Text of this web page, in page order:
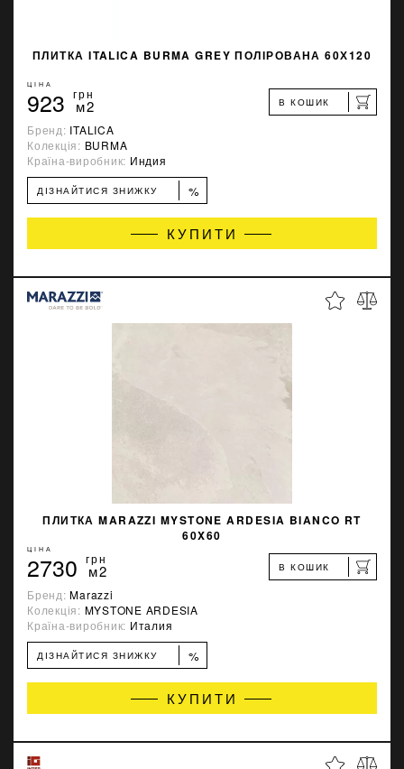
ПЛИТКА ITALICA BURMA GREY ПОЛІРОВАНА 60Х120
ЦІНА
923 грн
м2 В КОШИК
Бренд: ITALICA
Колекція: BURMA
Країна-виробник: Индия
ДІЗНАЙТИСЯ ЗНИЖКУ %
КУПИТИ
ПЛИТКА MARAZZI MYSTONE ARDESIA BIANCO RT
60X60
ЦІНА
2730 грн
м2 В КОШИК
Бренд:Marazzi
Колекція: MYSTONE ARDESIA
Країна-виробник: Италия
ДІЗНАЙТИСЯ ЗНИЖКУ %
КУПИТИ